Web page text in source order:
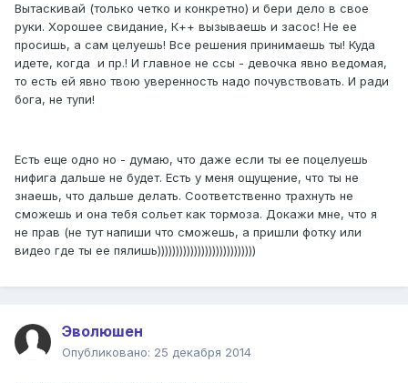
Вытаскивай (только четко и конкретно) и бери дело в свое
руки. Хорошее свидание, К++ вызываешь и засос! Не ее
просишь, а сам целуешь! Все решения принимаешь ты! Куда
идете, когда и пр.! И главное не ссы - девочка явно ведомая,
то есть ей явно твою уверенность надо почувствовать. И ради
бога, не тупи!
Есть еще одно но - думаю, что даже если ты ее поцелуешь
нифига дальше не будет. Есть у меня ощущение, что ты не
знаешь, что дальше делать. Соответственно трахнуть не
сможешь и она тебя сольет как тормоза. Докажи мне, что я
не прав (не тут напиши что сможешь, а пришли фотку или
видео где ты ее пялишь)))))))))))))))))))))))))))
Эволюшен
Опубликовано: 25 декабря 2014